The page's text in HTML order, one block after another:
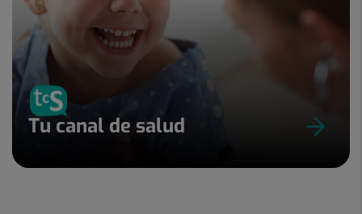
Tu canal de salud